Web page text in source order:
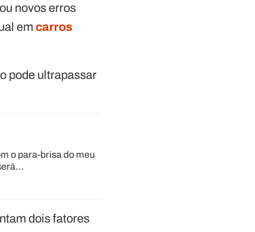
novos erros
emcarros
pode ultrapassar
o para-brisa do meu
dois fatores